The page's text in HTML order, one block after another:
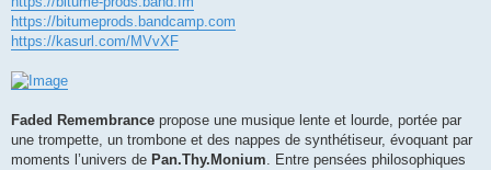
https://bitumeprods.bandcamp.com
https://kasurl.com/MVvXF
Faded Remembrance propose une musique lente et lourde, portée par
une trompette, un trombone et des nappes de synthétiseur, évoquant par
moments l’univers de Pan.Thy.Monium. Entre pensées philosophiques